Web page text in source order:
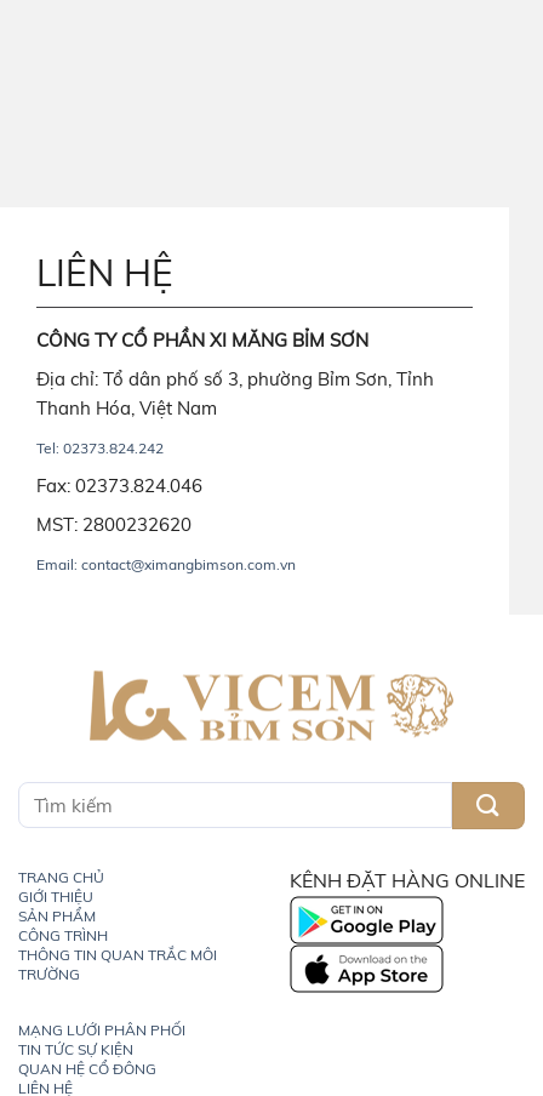
LIÊN HỆ
CÔNG TY CỔ PHẦN XI MĂNG BỈM SƠN
Địa chỉ: Tổ dân phố số 3, phường Bỉm Sơn, Tỉnh
Thanh Hóa, Việt Nam
Tel: 02373.824.242
Fax: 02373.824.046
MST: 2800232620
Email: contact@ximangbimson.com.vn
TRANG CHỦ
GIỚI THIỆU
SẢN PHẨM
CÔNG TRÌNH
THÔNG TIN QUAN TRẮC MÔI
TRƯỜNG
MẠNG LƯỚI PHÂN PHỐI
TIN TỨC SỰ KIỆN
QUAN HỆ CỔ ĐÔNG
LIÊN HỆ
KÊNH ĐẶT HÀNG ONLINE